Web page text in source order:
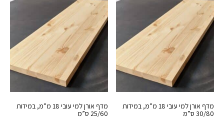
מדף אורן למי עובי 18 מ”מ, במידות
30/80 ס”מ
מדף אורן למי עובי 18 מ”מ, במידות
25/60 ס”מ